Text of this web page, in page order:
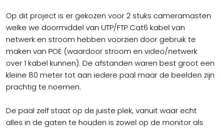
Op dit project is er gekozen voor 2 stuks cameramasten
welke we doormiddel van UTP/FTP Cat6 kabel van
netwerk en stroom hebben voorzien door gebruik te
maken van POE (waardoor stroom en video/netwerk
over 1 kabel kunnen). De afstanden waren best groot een
kleine 80 meter tot aan iedere paal maar de beelden zijn
prachtig te noemen.
De paal zelf staat op de juiste plek, vanuit waar echt
alles in de gaten te houden is zowel op de monitor als